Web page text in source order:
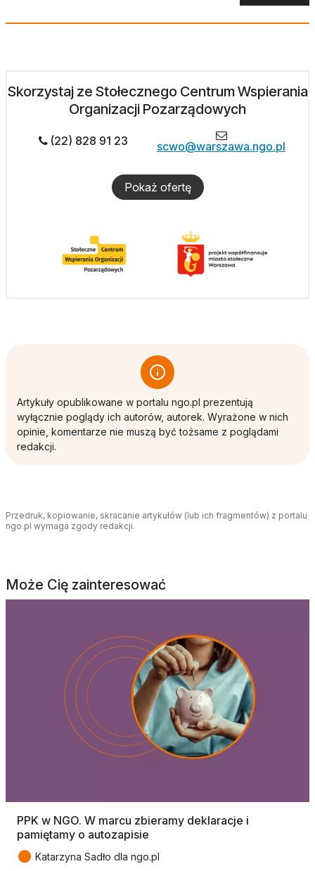
Skorzystaj ze Stołecznego Centrum Wspierania
Organizacji Pozarządowych
(22) 828 91 23 scwo@warszawa.ngo.pl
Pokaż ofertę
Artykuły opublikowane w portalu ngo.pl prezentują
wyłącznie poglądy ich autorów, autorek. Wyrażone w nich
opinie, komentarze nie muszą być tożsame z poglądami
redakcji.
Przedruk, kopiowanie, skracanie artykułów (lub ich fragmentów) z portalu
ngo.pl wymaga zgody redakcji.
Może Cię zainteresować
PPK w NGO. W marcu zbieramy deklaracje i
pamiętamy o autozapisie
● Katarzyna Sadło dla ngo.pl